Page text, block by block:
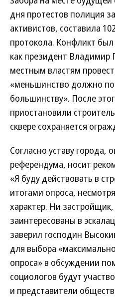
дня протестов полиция
активистов, составила
протокола. Конфликт
как президент Владимир
местным властям
«меньшинство должно
большинству». После
приостановили
сквере сохраняется
Согласно уставу города,
референдума, носит
«Я буду действовать в
итогами опроса,
характер. Ни
заинтересованы в
заверил господин
для выбора
опроса» в обсуждении
социологов будут
и представители